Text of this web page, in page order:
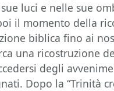
luci e nelle sue
il momento della
biblica fino ai
una ricostruzione
degli
Dopo la “Trinità